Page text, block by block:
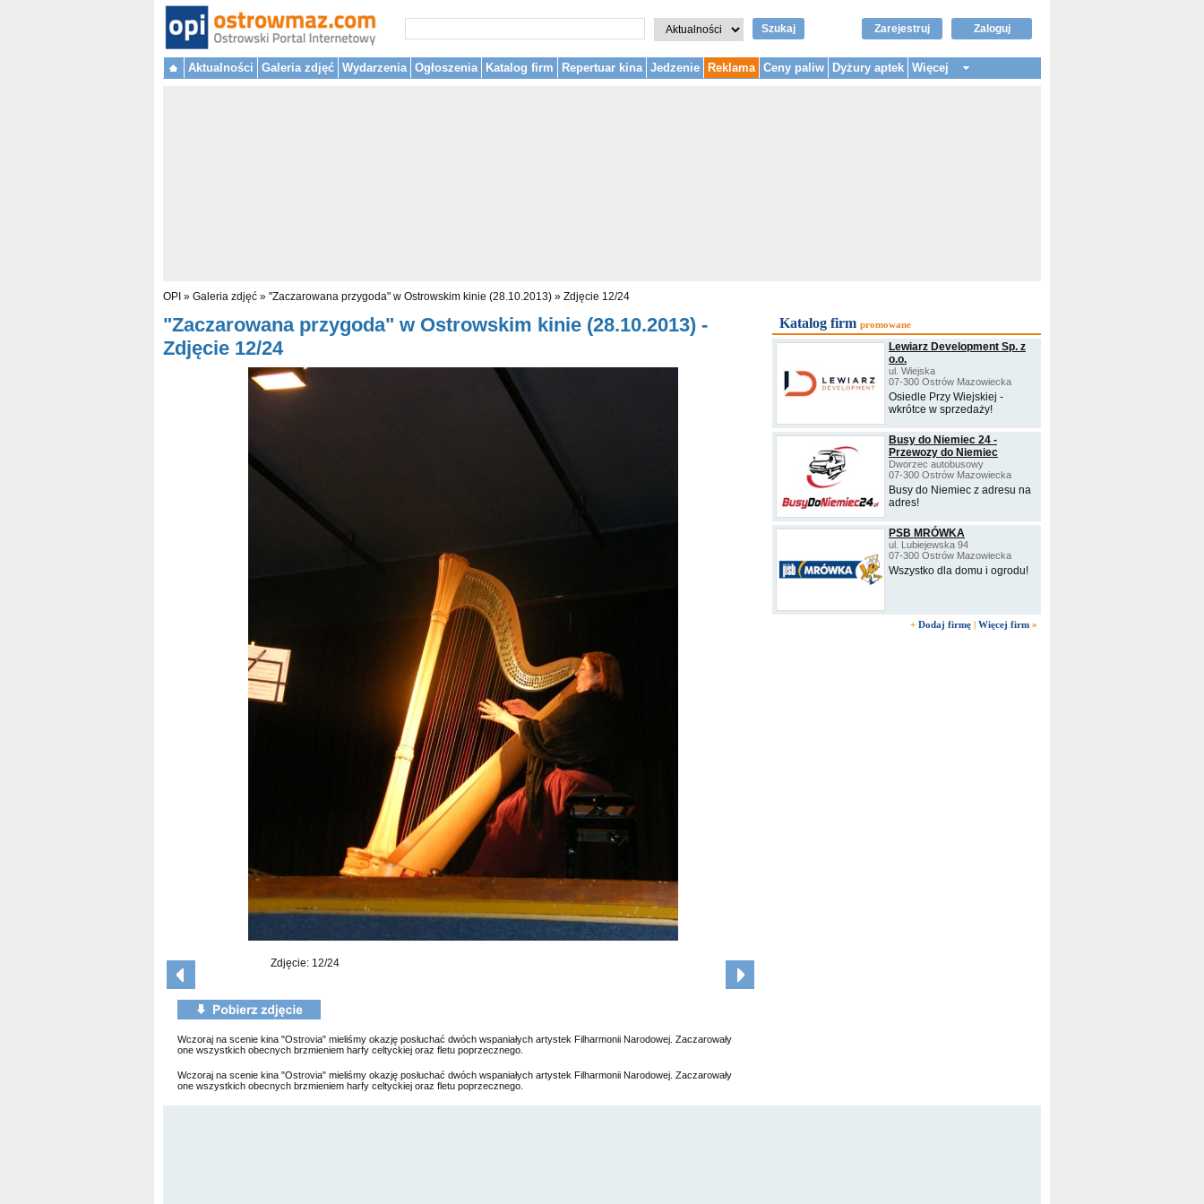
Szukaj Zaloguj
Zarejestruj
Aktualności Galeria zdjęć Wydarzenia Ogłoszenia Katalog firm Repertuar kina Jedzenie Reklama Ceny paliw Dyżury aptek Więcej
OPI » Galeria zdjęć » "Zaczarowana przygoda" w Ostrowskim kinie (28.10.2013) » Zdjęcie 12/24
"Zaczarowana przygoda" w Ostrowskim kinie (28.10.2013) -
Zdjęcie 12/24
Zdjęcie: 12/24
Wczoraj na scenie kina "Ostrovia" mieliśmy okazję posłuchać dwóch wspaniałych artystek Filharmonii Narodowej. Zaczarowały
one wszystkich obecnych brzmieniem harfy celtyckiej oraz fletu poprzecznego.
Wczoraj na scenie kina "Ostrovia" mieliśmy okazję posłuchać dwóch wspaniałych artystek Filharmonii Narodowej. Zaczarowały
one wszystkich obecnych brzmieniem harfy celtyckiej oraz fletu poprzecznego.
Katalog firm promowane
Lewiarz Development Sp. z
o.o.
ul. Wiejska
07-300 Ostrów Mazowiecka
Osiedle Przy Wiejskiej -
wkrótce w sprzedaży!
Busy do Niemiec 24 -
Przewozy do Niemiec
Dworzec autobusowy
07-300 Ostrów Mazowiecka
Busy do Niemiec z adresu na
adres!
PSB MRÓWKA
ul. Lubiejewska 94
07-300 Ostrów Mazowiecka
Wszystko dla domu i ogrodu!
+ Dodaj firmę | Więcej firm »